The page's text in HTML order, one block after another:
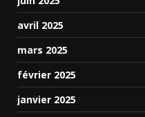
avril 2025
mars 2025
février 2025
janvier 2025